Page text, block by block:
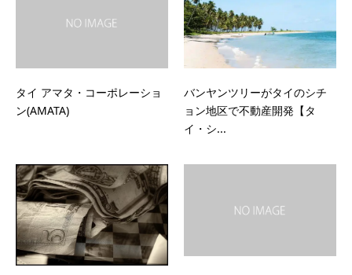
タイ アマタ・コーポレーショ
ン(AMATA)
バンヤンツリーがタイのシチ
ョン地区で不動産開発【タ
イ・シ...